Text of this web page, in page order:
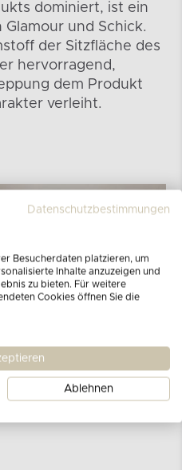
dominiert, ist ein
und Schick.
der Sitzfläche des
hervorragend,
dem Produkt
verleiht.
Datenschutzbestimmungen
Besucherdaten platzieren, um
Inhalte anzuzeigen und
zu bieten. Für weitere
Cookies öffnen Sie die
Ablehnen